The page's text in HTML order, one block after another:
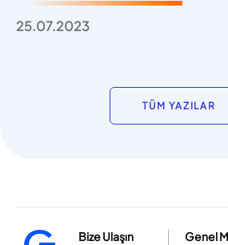
25.07.2023
TÜM YAZILAR
Bize Ulaşın
Genel